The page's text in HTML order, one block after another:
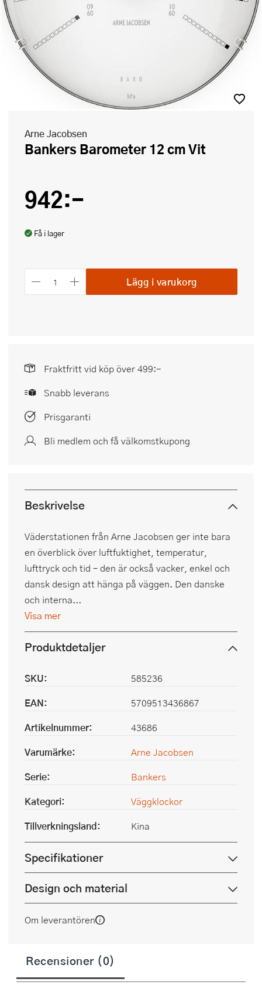
Arne Jacobsen
Bankers Barometer 12 cm Vit
942:-
Få i lager
Lägg i varukorg
Fraktfritt vid köp över 499:-
Snabb leverans
Prisgaranti
Bli medlem och få välkomstkupong
Beskrivelse
Väderstationen från Arne Jacobsen ger inte bara
en överblick över luftfuktighet, temperatur,
lufttryck och tid – den är också vacker, enkel och
dansk design att hänga på väggen. Den danske
och interna...
Visa mer
Produktdetaljer
SKU:
585236
EAN:
5709513436867
Artikelnummer:
43686
Varumärke:
Arne Jacobsen
Serie:
Bankers
Kategori:
Väggklockor
Tillverkningsland:
Kina
Specifikationer
Design och material
Om leverantören
Recensioner (0)